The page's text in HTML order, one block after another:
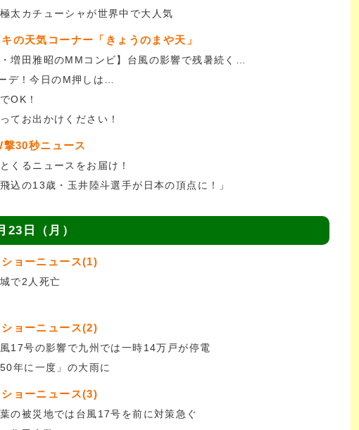
極太カチューシャが世界中で大人気
の天気コーナー「きょうのまや天」
・増田雅昭のMMコンビ】台風の影響で残暑続く…
デ！今日のM押しは…
OK！
てお出かけください！
撃30秒ニュース
くるニュースをお届け！
込の13歳・玉井陸斗選手が日本の頂点に！」
23日（月）
ショーニュース(1)
で2人死亡
ショーニュース(2)
風17号の影響で九州では一時14万戸が停電
年に一度」の大雨に
ショーニュース(3)
葉の被災地では台風17号を前に対策急ぐ